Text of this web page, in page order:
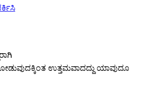
ಉತ್ತಮವಾದದ್ದು ಯಾವುದೂ